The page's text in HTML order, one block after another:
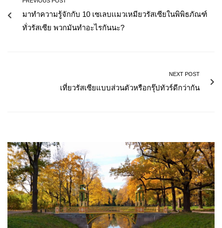
มาทำความรู้จักกับ 10 เซเลบเเมวเหมียวรัสเซียในพิพิธภัณฑ์
ทั่วรัสเซีย พวกมันทำอะไรกันนะ?
NEXT POST
เที่ยวรัสเซียแบบส่วนตัวหรือกรุ๊ปทัวร์ดีกว่ากัน